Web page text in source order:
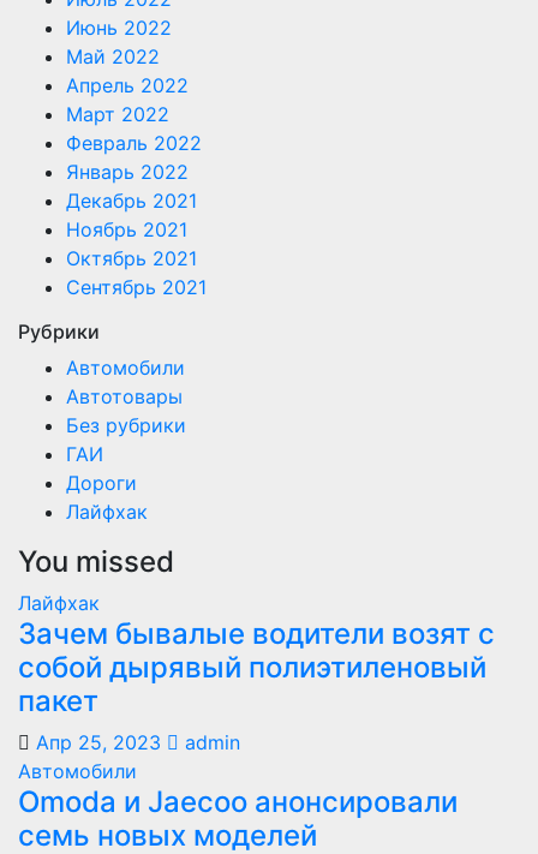
Июнь 2022
Май 2022
Апрель 2022
Март 2022
Февраль 2022
Январь 2022
Декабрь 2021
Ноябрь 2021
Октябрь 2021
Сентябрь 2021
Рубрики
Автомобили
Автотовары
Без рубрики
ГАИ
Дороги
Лайфхак
You missed
Лайфхак
Зачем бывалые водители возят с
собой дырявый полиэтиленовый
пакет
Апр 25, 2023
admin
Автомобили
Оmoda и Jaecoo анонсировали
семь новых моделей